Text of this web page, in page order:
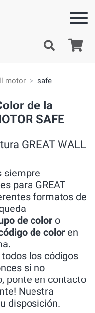
motor safe
de la
SAFE
GREAT WALL
siempre
para GREAT
formatos de
de color o
de color en
los códigos
si no
ponte en contacto
Nuestra
disposición.